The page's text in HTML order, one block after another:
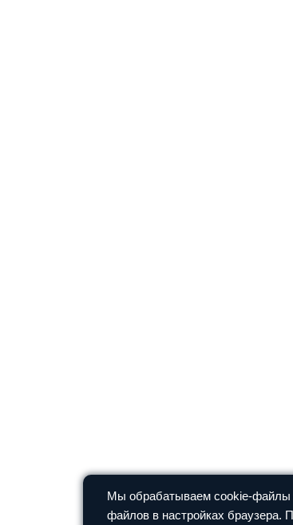
Все
Мы обрабатываем cookie-файлы
файлов в настройках браузера.